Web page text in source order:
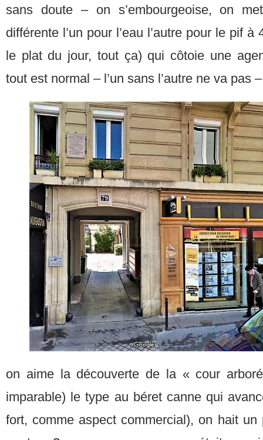
sans doute – on s’embourgeoise, on
différente l’un pour l’eau l’autre pour le pif
le plat du jour, tout ça) qui côtoie une
tout est normal – l’un sans l’autre ne va pas –
on aime la découverte de la « cour
imparable) le type au béret canne qui
fort, comme aspect commercial), on hait un